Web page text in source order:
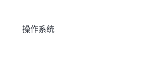
操作系统